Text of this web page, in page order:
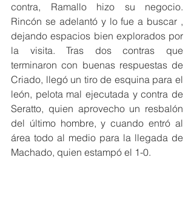
contra, Ramallo hizo su negocio.
Rincón se adelantó y lo fue a buscar ,
dejando espacios bien explorados por
la visita. Tras dos contras que
terminaron con buenas respuestas de
Criado, llegó un tiro de esquina para el
león, pelota mal ejecutada y contra de
Seratto, quien aprovecho un resbalón
del último hombre, y cuando entró al
área todo al medio para la llegada de
Machado, quien estampó el 1-0.